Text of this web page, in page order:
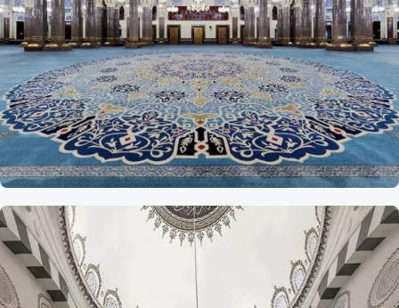
Referans
Yemen Sana-a Halk
Camii